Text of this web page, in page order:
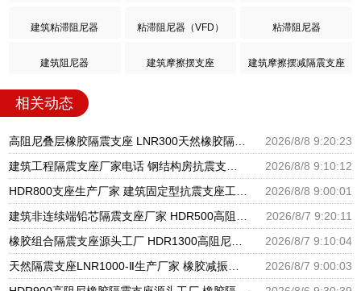
建筑粘滞阻尼器 粘滞阻尼器（VFD） 粘滞阻尼器
建筑阻尼器 建筑摩擦摆支座 建筑摩擦摆减隔震支座
相关动态
高阻尼叠层橡胶隔震支座 LNR300天然橡胶隔震支座多少钱 LNR隔震支座400(II型)厂家
2026/8/8 9:20:23
建筑工程隔震支座厂家电话 钢结构房抗震支座 抗震减振支座厂家电话
2026/8/8 9:10:12
HDR800支座生产厂家 建筑固定型抗震支座工厂 摩擦支座价格
2026/8/8 9:00:01
建筑非连续端铅芯隔震支座厂家 HDR500高阻尼橡胶支座多少钱 建筑橡胶隔震支座LNRLRB源头工厂
2026/8/7 9:20:11
橡胶组合隔震支座源头工厂 HDR1300高阻尼支座 天然橡胶隔震支座厂家直销
2026/8/7 9:10:04
天然隔震支座LNR1000-Ⅱ生产厂家 橡胶减振支座厂家 HDR600隔震支座厂家
2026/8/7 9:00:03